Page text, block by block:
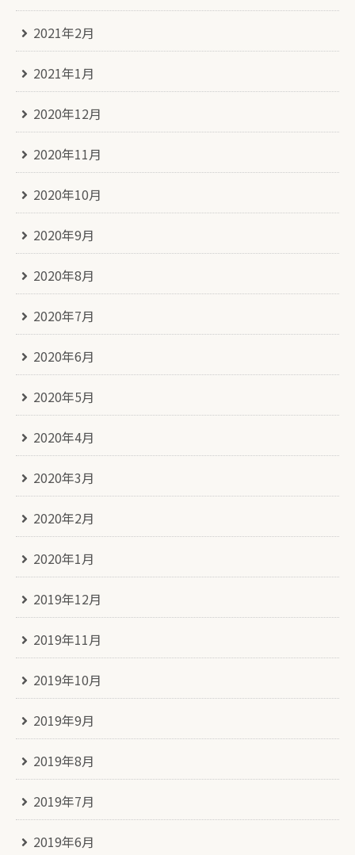
2021年2月
2021年1月
2020年12月
2020年11月
2020年10月
2020年9月
2020年8月
2020年7月
2020年6月
2020年5月
2020年4月
2020年3月
2020年2月
2020年1月
2019年12月
2019年11月
2019年10月
2019年9月
2019年8月
2019年7月
2019年6月